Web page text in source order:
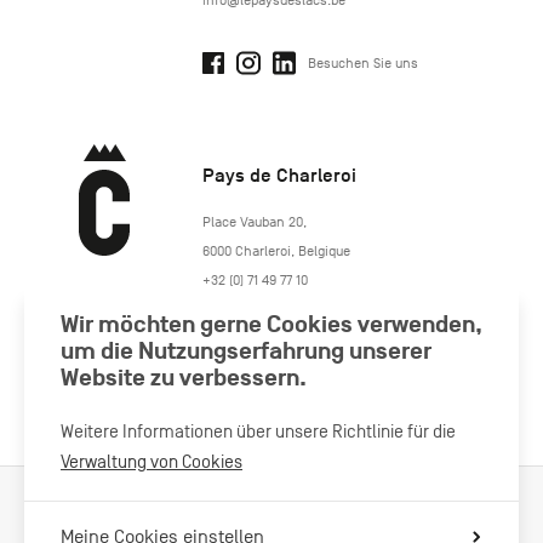
Besuchen Sie uns
Pays de Charleroi
https://www.paysdecharleroi.be/
Place Vauban 20,
6000 Charleroi Belgique
+32 (0) 71 49 77 10
Besuchen Sie uns
Wir möchten gerne Cookies verwenden,
um die Nutzungserfahrung unserer
Website zu verbessern.
Weitere Informationen über unsere Richtlinie für die
Verwaltung von Cookies
Meine Cookies einstellen